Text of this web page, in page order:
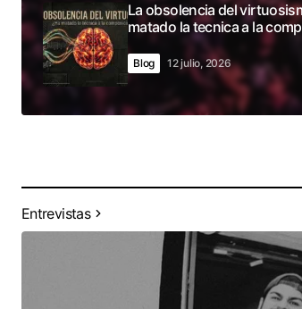
La obsolencia del
matado la tecnica a la
Blog 12 julio, 2026
Entrevistas